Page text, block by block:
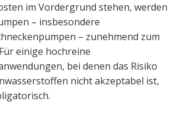
im Vordergrund stehen, werden
– insbesondere
– zunehmend zum
einige hochreine
bei denen das Risiko
nicht akzeptabel ist,